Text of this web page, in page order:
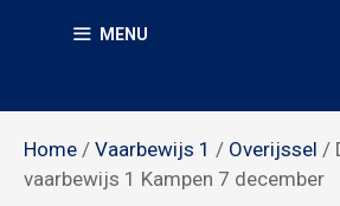
MENU
Home / Vaarbewijs 1 / Overijssel /
vaarbewijs 1 Kampen 7 december